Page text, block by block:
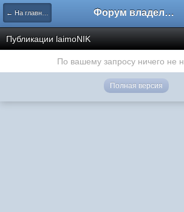
← На главную Форум владельцев интернет-магазинов
Публикации laimoNIK
По вашему запросу ничего не
Полная версия